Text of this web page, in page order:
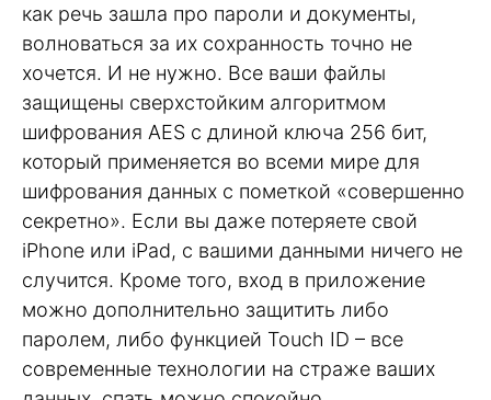
как речь зашла про пароли и документы,
волноваться за их сохранность точно не
хочется. И не нужно. Все ваши файлы
защищены сверхстойким алгоритмом
шифрования AES с длиной ключа 256 бит,
который применяется во всеми мире для
шифрования данных с пометкой «совершенно
секретно». Если вы даже потеряете свой
iPhone или iPad, с вашими данными ничего не
случится. Кроме того, вход в приложение
можно дополнительно защитить либо
паролем, либо функцией Touch ID – все
современные технологии на страже ваших